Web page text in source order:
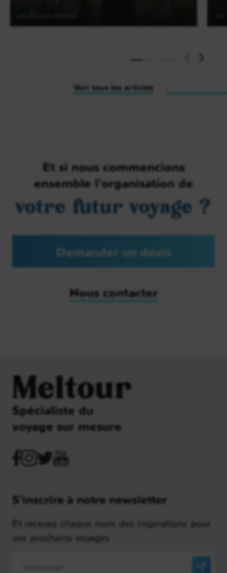
Voir tous les articles
Et si nous commencions
ensemble l’organisation de
votre futur voyage ?
Demander un devis
Nous contacter
Meltour
Spécialiste du
voyage sur mesure
S'inscrire à notre newsletter
Et recevez chaque mois des inspirations pour
vos prochains voyages